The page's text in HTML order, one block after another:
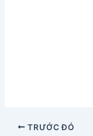
TRƯỚC ĐÓ